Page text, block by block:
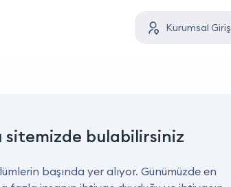
Kurumsal Giriş
bulabilirsiniz
başında yer alıyor. Günümüzde en